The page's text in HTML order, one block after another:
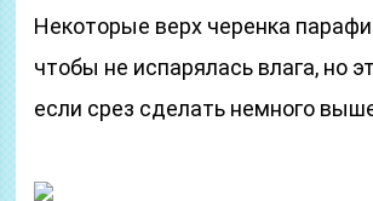
Некоторые верх черенка
чтобы не испарялась влага, но
если срез сделать немного